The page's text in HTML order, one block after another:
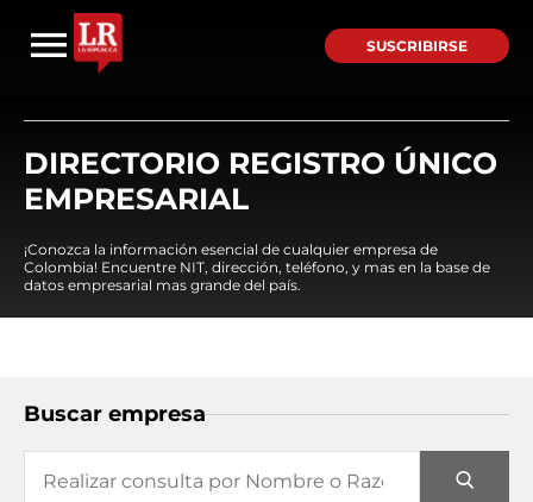
SUSCRIBIRSE
DIRECTORIO REGISTRO ÚNICO
EMPRESARIAL
¡Conozca la información esencial de cualquier empresa de
Colombia! Encuentre NIT, dirección, teléfono, y mas en la base de
datos empresarial mas grande del país.
Buscar empresa